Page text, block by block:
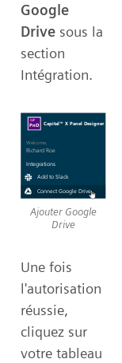
Google
Drive sous la
section
Intégration.
Ajouter Google
Drive
Une fois
l'autorisation
réussie,
cliquez sur
votre tableau